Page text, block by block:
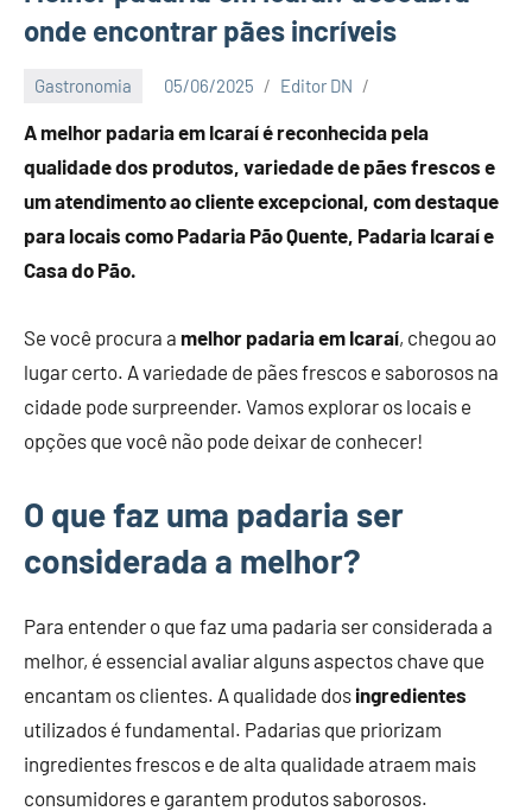
onde encontrar pães incríveis
Gastronomia 05/06/2025 Editor DN
A melhor padaria em Icaraí é reconhecida pela
qualidade dos produtos, variedade de pães frescos e
um atendimento ao cliente excepcional, com destaque
para locais como Padaria Pão Quente, Padaria Icaraí e
Casa do Pão.
Se você procura a melhor padaria em Icaraí, chegou ao
lugar certo. A variedade de pães frescos e saborosos na
cidade pode surpreender. Vamos explorar os locais e
opções que você não pode deixar de conhecer!
O que faz uma padaria ser
considerada a melhor?
Para entender o que faz uma padaria ser considerada a
melhor, é essencial avaliar alguns aspectos chave que
encantam os clientes. A qualidade dos ingredientes
utilizados é fundamental. Padarias que priorizam
ingredientes frescos e de alta qualidade atraem mais
consumidores e garantem produtos saborosos.